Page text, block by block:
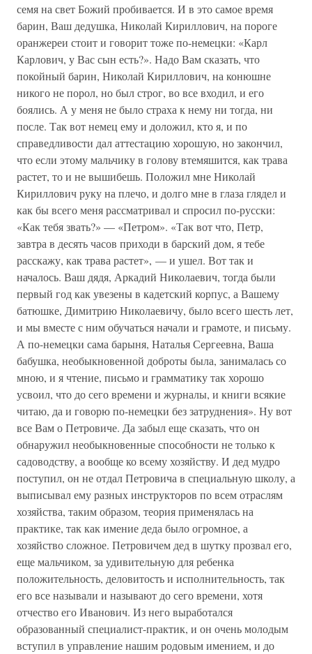
семя на свет Божий пробивается. И в это самое время
барин, Ваш дедушка, Николай Кириллович, на пороге
оранжереи стоит и говорит тоже по-немецки: «Карл
Карлович, у Вас сын есть?». Надо Вам сказать, что
покойный барин, Николай Кириллович, на конюшне
никого не порол, но был строг, во все входил, и его
боялись. А у меня не было страха к нему ни тогда, ни
после. Так вот немец ему и доложил, кто я, и по
справедливости дал аттестацию хорошую, но закончил,
что если этому мальчику в голову втемяшится, как трава
растет, то и не вышибешь. Положил мне Николай
Кириллович руку на плечо, и долго мне в глаза глядел и
как бы всего меня рассматривал и спросил по-русски:
«Как тебя звать?» — «Петром». «Так вот что, Петр,
завтра в десять часов приходи в барский дом, я тебе
расскажу, как трава растет», — и ушел. Вот так и
началось. Ваш дядя, Аркадий Николаевич, тогда были
первый год как увезены в кадетский корпус, а Вашему
батюшке, Димитрию Николаевичу, было всего шесть лет,
и мы вместе с ним обучаться начали и грамоте, и письму.
А по-немецки сама барыня, Наталья Сергеевна, Ваша
бабушка, необыкновенной доброты была, занималась со
мною, и я чтение, письмо и грамматику так хорошо
усвоил, что до сего времени и журналы, и книги всякие
читаю, да и говорю по-немецки без затруднения». Ну вот
все Вам о Петровиче. Да забыл еще сказать, что он
обнаружил необыкновенные способности не только к
садоводству, а вообще ко всему хозяйству. И дед мудро
поступил, он не отдал Петровича в специальную школу, а
выписывал ему разных инструкторов по всем отраслям
хозяйства, таким образом, теория применялась на
практике, так как имение деда было огромное, а
хозяйство сложное. Петровичем дед в шутку прозвал его,
еще мальчиком, за удивительную для ребенка
положительность, деловитость и исполнительность, так
его все называли и называют до сего времени, хотя
отчество его Иванович. Из него выработался
образованный специалист-практик, и он очень молодым
вступил в управление нашим родовым имением, и до